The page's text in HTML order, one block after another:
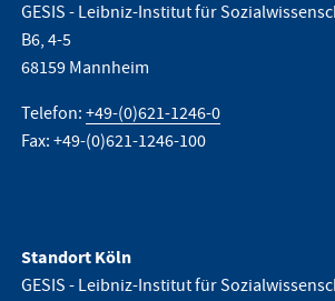
GESIS - Leibniz-Institut für
B6, 4-5
68159 Mannheim
Telefon:+49-(0)621-1246-0
Fax: +49-(0)621-1246-100
Standort Köln
GESIS - Leibniz-Institut für